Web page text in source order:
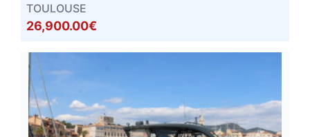
TOULOUSE
26,900.00€